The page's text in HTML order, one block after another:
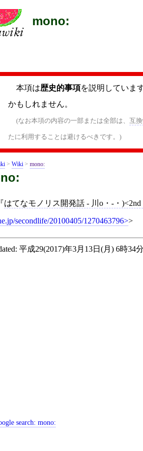
mono:
本項は歴史的事項を説明していま
かもしれません。
(なお本項の内容の一部または全部は、 互
たに利用することは避けるべきです。)
> Wiki > mono:
はてなモノリス開発話 - 川o・-・)<2nd
secondlife/20100405/1270463796 >
平成29(2017)年3月13日(月) 6時34
search:mono: